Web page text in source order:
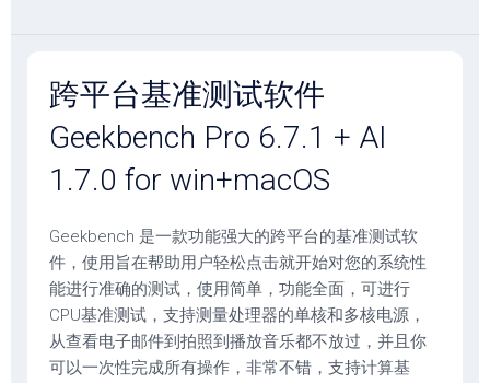
跨平台基准测试软件
Geekbench Pro 6.7.1 + AI
1.7.0 for win+macOS
Geekbench 是一款功能强大的跨平台的基准测试软
件，使用旨在帮助用户轻松点击就开始对您的系统性
能进行准确的测试，使用简单，功能全面，可进行
CPU基准测试，支持测量处理器的单核和多核电源，
从查看电子邮件到拍照到播放音乐都不放过，并且你
可以一次性完成所有操作，非常不错，支持计算基